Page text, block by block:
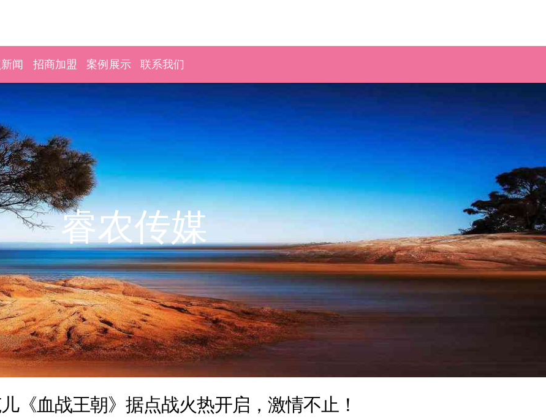
闻 招商加盟 案例展示 联系我们
睿农传媒
《血战王朝》据点战火热开启，激情不止！